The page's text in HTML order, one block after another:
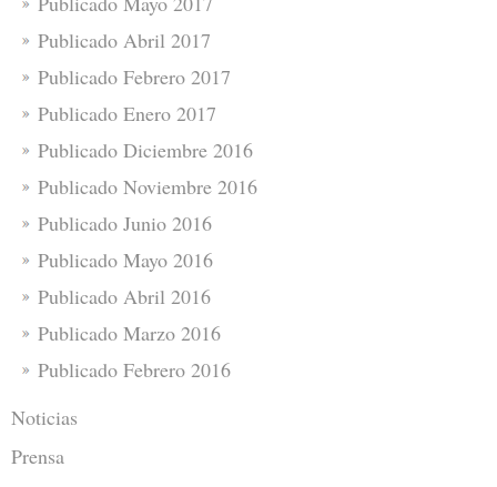
Publicado Abril 2017
Publicado Febrero 2017
Publicado Enero 2017
Publicado Diciembre 2016
Publicado Noviembre 2016
Publicado Junio 2016
Publicado Mayo 2016
Publicado Abril 2016
Publicado Marzo 2016
Publicado Febrero 2016
Noticias
Prensa